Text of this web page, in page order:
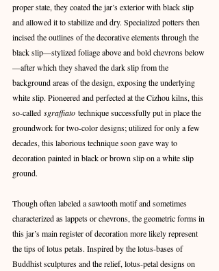
proper state, they coated the jar’s exterior with black slip
and allowed it to stabilize and dry. Specialized potters then
incised the outlines of the decorative elements through the
black slip—stylized foliage above and bold chevrons below
—after which they shaved the dark slip from the
background areas of the design, exposing the underlying
white slip. Pioneered and perfected at the Cizhou kilns, this
so-called sgraffiato technique successfully put in place the
groundwork for two-color designs; utilized for only a few
decades, this laborious technique soon gave way to
decoration painted in black or brown slip on a white slip
ground.
Though often labeled a sawtooth motif and sometimes
characterized as lappets or chevrons, the geometric forms in
this jar’s main register of decoration more likely represent
the tips of lotus petals. Inspired by the lotus-bases of
Buddhist sculptures and the relief, lotus-petal designs on